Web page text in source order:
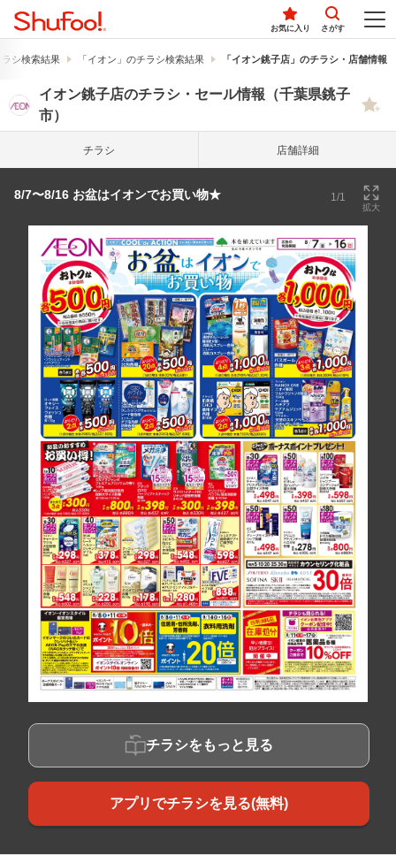
お気に入り さがす
シ検索結果 「イオン」のチラシ検索結果 「イオン銚子店」のチラシ・店舗情報
イオン銚子店のチラシ・セール情報（千葉県銚子
市）
チラシ 店舗詳細
8/7〜8/16 お盆はイオンでお買い物★ 1/1
拡大
チラシをもっと見る
アプリでチラシを見る(無料)